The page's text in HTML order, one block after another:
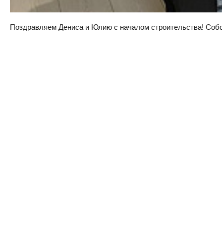
Поздравляем Дениса и Юлию с началом строительства!